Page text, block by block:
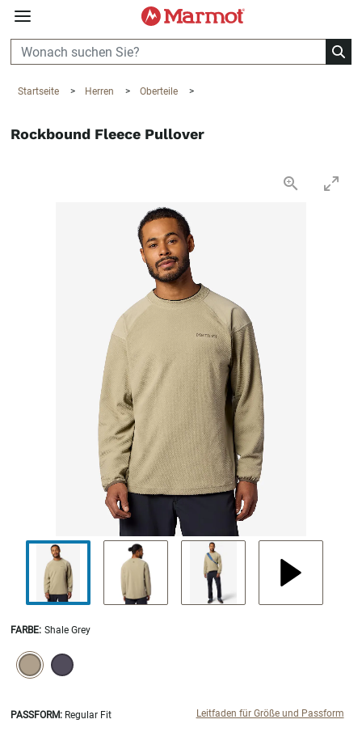
360°
Startseite > Herren > Oberteile >
Rockbound Fleece Pullover
FARBE: Shale Grey
SELECTION WILL REFRESH THE PAGE WITH NEW RESULTS.
selected
PASSFORM: Regular Fit Leitfaden für Größe und Passform